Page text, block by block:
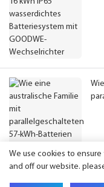
We use cookies to
and off our website.